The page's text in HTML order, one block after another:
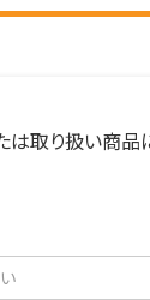
取り扱い商品